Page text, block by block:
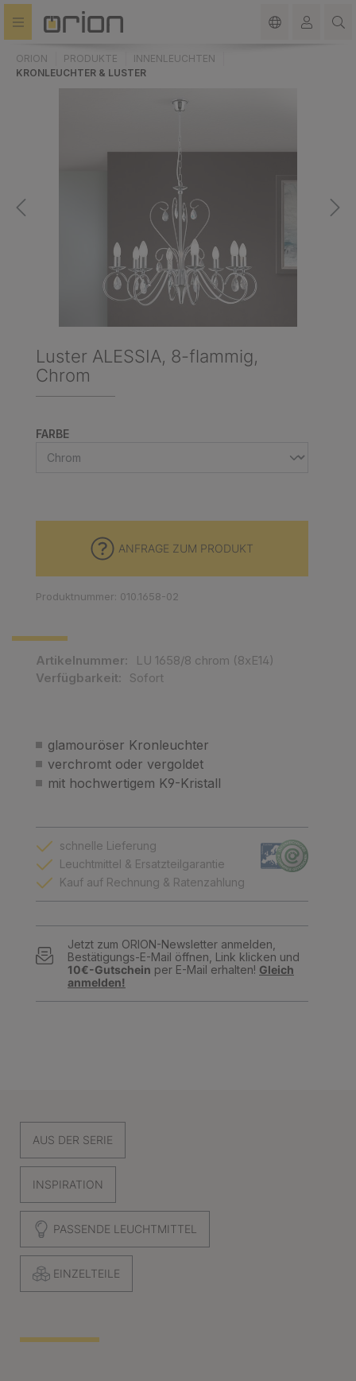
springen
ORION PRODUKTE
INNENLEUCHTEN
KRONLEUCHTER & LUSTER
Luster ALESSIA, 8-flammig,
Chrom
FARBEAUSWÄHLEN
glamouröser Kronleuchter
verchromt oder vergoldet
mit hochwertigem K9-Kristall
Artikelnummer:
LU 1658/8 chrom (8xE14)
Verfügbarkeit:
Sofort
ANFRAGE ZUM PRODUKT
Produktnummer: 010.1658-02
schnelle Lieferung
Leuchtmittel & Ersatzteilgarantie
Kauf auf Rechnung & Ratenzahlung
Jetzt zum ORION-Newsletter anmelden,
Bestätigungs-E-Mail öffnen, Link klicken und
10€-Gutschein per E-Mail erhalten! Gleich
anmelden!
AUS DER SERIE
INSPIRATION
PASSENDE LEUCHTMITTEL
EINZELTEILE